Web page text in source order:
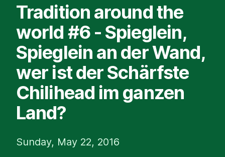
Tradition around the
world #6 - Spieglein,
Spieglein an der Wand,
wer ist der Schärfste
Chilihead im ganzen
Land?
Sunday, May 22, 2016